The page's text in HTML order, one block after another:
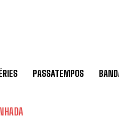
PASSATEMPOS